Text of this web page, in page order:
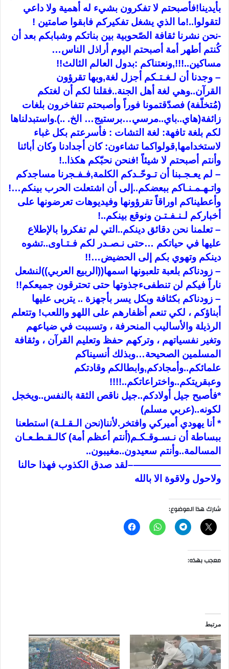
بأيدينا!فأصبحتم لا تفكرون بشيء له أهمية ولا داعي
لتقولوا..!ما الذي يشغل تفكيركم فابقوا صامتين !
-نحن نشرنا ثقافة الصّحوبية بين بناتكم وشبابكم بعد أن
كُنتم أطهر أمة أصبحتم اليوم أراذل الناس…
مساكين..!!!,ونعتناكم :بدول العالم الثالث!!
– وجدنا أن لـغـتـكم أجزل لغة,وبها تقرؤون
القرآن..وهي لغة أهل الجنة..فقلنا لكم أن لغتكم
(مُتخلّفة) فصدّقتمونا فوراً وأصبحتم تتفاخرون بلغات
زائفة(هاي..باي..مرسي…برستيج… الخ. ..).واستبدلناها
لكم بلغة تافهة: لغة التشات : فأسرعتم بكل غباء
لاستخدامها,قولواكما تشاءون: كان أجدادنا وكان أبائنا
وأنتم أصبحتم لا شيئاً !فنحن نحبّكم هكذا..!
– لم يعـجـبنا أن تـوحّـدكم الكلمة,فـفـجرنا مساجدكم
واتـهـمـنـاكم ببعضكم..إلى أن اشتعلت الحرب بينكم…!
وأعطيناكم اوراقاً تقرؤونها وفيديوهات تعرضونها على
أخباركم لـنـفـتـن ونوقع بينكم..!
– تعلمنا نحن دقائق دينكم..التي لم تفكروا بالإطلاع
عليها في حياتكم …حتى نـصـدر لكم فـتـاوى..تشوه
دينكم وتهوي بكم إلى الحضيض…!!
– زودناكم بلعبة تلعبونها اسمها((الربيع العربي))لنشعل
ناراً فيكم لن تنطفىءجذوتها حتى تحترقون جميعكم!!
– زودناكم بكثافة وبكل يسر بأجهزة .. يتربى عليها
أبناؤكم ، لكي تنعم أظفارهم على اللهو واللعب! وتتعلم
الرذيلة والأساليب المنحرفة ، وتسببت في ضياعهم
وتغير نفسياتهم ، وتركهم حفظ وتعليم القرآن ، وثقافة
المسلمين الصحيحة…وبذلك أنسيناكم
علمائكم..وأمجادكم,وابطالكم وقادتكم
وعبقريتكم..واختراعاتكم..!!!!
*فأصبح جيل أولادكم..جيل ناقص الثقة بالنفس..ويخجل
لكونه..(عربي مسلم)
* أنا يهودي أميركي وافتخر.لأننا(نحن الـقـلـة) استطعنا
ببساطة أن نـسـوقـكـم(أنتم أعظم أمة) كالـقـطـعـان
المسالمة..وأنتم سعيدون..مغيبون..
—————————–لقد صدق الكذوب فهذا حالنا
ولاحول ولاقوة الا بالله
شارك هذا الموضوع:
معجب بهذه:
مرتبط